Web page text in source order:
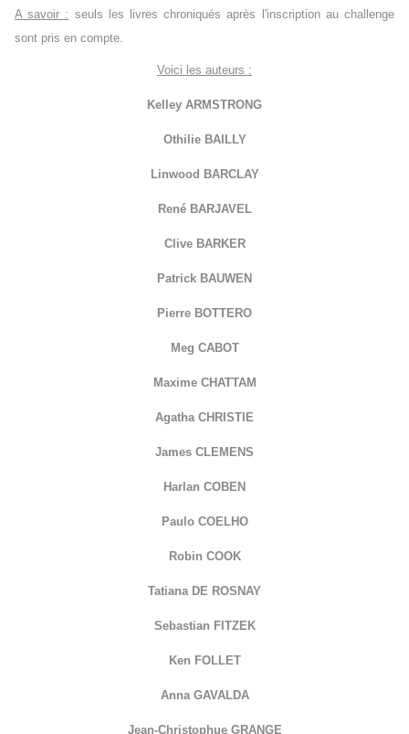
A savoir : seuls les livres chroniqués après l'inscription au challenge
sont pris en compte.
Voici les auteurs :
Kelley ARMSTRONG
Othilie BAILLY
Linwood BARCLAY
René BARJAVEL
Clive BARKER
Patrick BAUWEN
Pierre BOTTERO
Meg CABOT
Maxime CHATTAM
Agatha CHRISTIE
James CLEMENS
Harlan COBEN
Paulo COELHO
Robin COOK
Tatiana DE ROSNAY
Sebastian FITZEK
Ken FOLLET
Anna GAVALDA
Jean-Christophue GRANGE